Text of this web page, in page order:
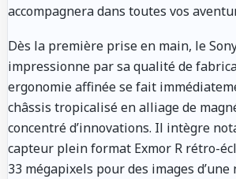
accompagnera dans toutes vos
Dès la première prise en main, le
impressionne par sa qualité de
ergonomie affinée se fait
châssis tropicalisé en alliage de
concentré d’innovations. Il intègre
capteur plein format Exmor R rétro-
33 mégapixels pour des images